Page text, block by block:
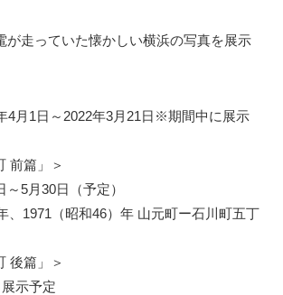
が走っていた懐かしい横浜の写真を展示
4月1日～2022年3月21日※期間中に展示
前篇」＞
5月30日（予定）
、1971（昭和46）年 山元町ー石川町五丁
後篇」＞
示予定